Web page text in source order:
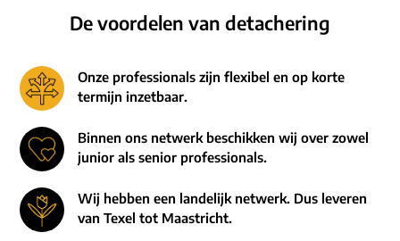
De voordelen van detachering
Onze professionals zijn flexibel en op korte
termijn inzetbaar.
Binnen ons netwerk beschikken wij over zowel
junior als senior professionals.
Wij hebben een landelijk netwerk. Dus leveren
van Texel tot Maastricht.